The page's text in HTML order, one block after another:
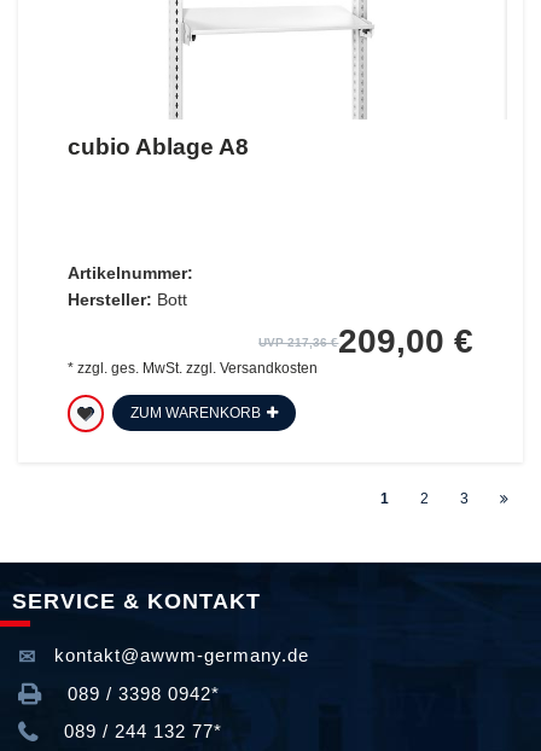
cubio Ablage A8
Artikelnummer:
Hersteller: Bott
UVP 217,36 €209,00 €
* zzgl. ges. MwSt.zzgl. Versandkosten
ZUM WARENKORB
1 2 3
SERVICE & KONTAKT
kontakt@awwm-germany.de
089 / 3398 0942*
089 / 244 132 77*